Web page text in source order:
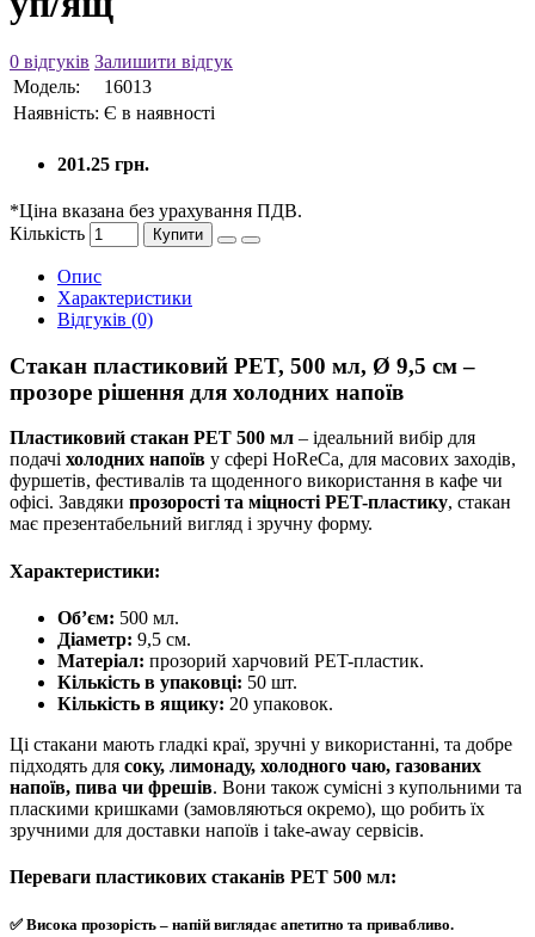
0 відгуків Залишити відгук
Модель:
16013
Наявність: Є в наявності
201.25 грн.
*Ціна вказана без урахування ПДВ.
Кількість
Купити
Опис
Характеристики
Відгуків (0)
Стакан пластиковий PET, 500 мл, Ø 9,5 см –
прозоре рішення для холодних напоїв
Пластиковий стакан PET 500 мл – ідеальний вибір для
подачі холодних напоїв у сфері HoReCa, для масових заходів,
фуршетів, фестивалів та щоденного використання в кафе чи
офісі. Завдяки прозорості та міцності PET-пластику, стакан
має презентабельний вигляд і зручну форму.
Характеристики:
Об’єм: 500 мл.
Діаметр: 9,5 см.
Матеріал: прозорий харчовий PET-пластик.
Кількість в упаковці: 50 шт.
Кількість в ящику: 20 упаковок.
Ці стакани мають гладкі краї, зручні у використанні, та добре
підходять для соку, лимонаду, холодного чаю, газованих
напоїв, пива чи фрешів. Вони також сумісні з купольними та
пласкими кришками (замовляються окремо), що робить їх
зручними для доставки напоїв і take-away сервісів.
Переваги пластикових стаканів PET 500 мл:
✅ Висока прозорість – напій виглядає апетитно та привабливо.